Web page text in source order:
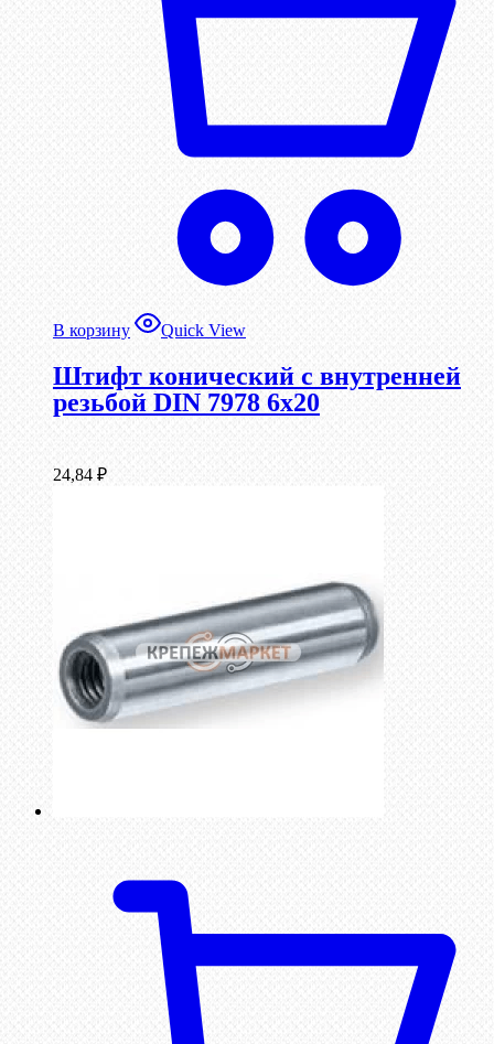
В корзину Quick View
Штифт конический с внутренней
резьбой DIN 7978 6х20
24,84 ₽